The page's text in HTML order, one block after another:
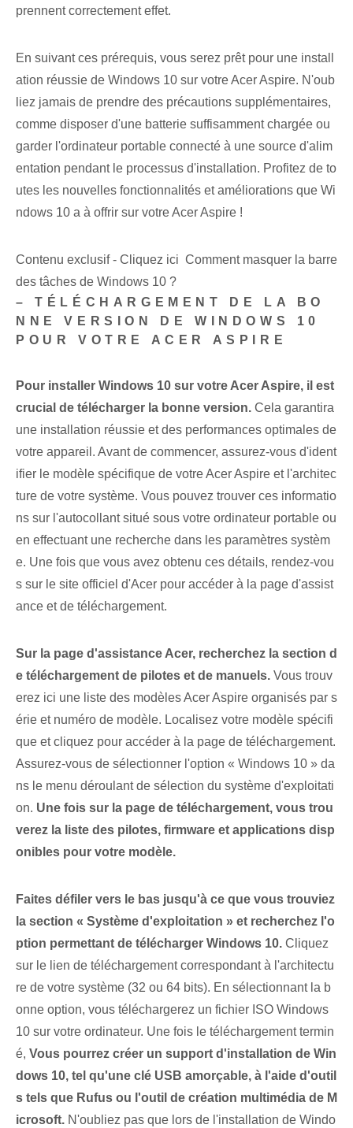
prennent correctement effet.
En suivant ces prérequis, vous serez prêt pour une install
ation réussie de Windows 10 sur votre Acer Aspire. N'oub
liez jamais de prendre des précautions supplémentaires,
comme disposer d'une batterie suffisamment chargée ou
garder l'ordinateur portable connecté à une source d'alim
entation pendant le processus d'installation. Profitez de to
utes les nouvelles fonctionnalités et améliorations que Wi
ndows 10 a à offrir sur votre Acer Aspire !
Contenu exclusif - Cliquez ici Comment masquer la barre
des tâches de Windows 10 ?
– TÉLÉCHARGEMENT DE LA BO
NNE VERSION DE WINDOWS 10
POUR VOTRE ACER ASPIRE
Pour installer Windows 10 sur votre Acer Aspire, il est
crucial de télécharger la bonne version. Cela garantira
une installation réussie et des performances optimales de
votre appareil. Avant de commencer, assurez-vous d'ident
ifier le modèle spécifique de votre Acer Aspire et l'architec
ture de votre système. Vous pouvez trouver ces informatio
ns sur l'autocollant situé sous votre ordinateur portable ou
en effectuant une recherche dans les paramètres systèm
e. Une fois que vous avez obtenu ces détails, rendez-vou
s sur le site officiel d'Acer pour accéder à la page d'assist
ance et de téléchargement.
Sur la page d'assistance Acer, recherchez la section d
e téléchargement de pilotes et de manuels. Vous trouv
erez ici une liste des modèles Acer Aspire organisés par s
érie et numéro de modèle. Localisez votre modèle spécifi
que et cliquez pour accéder à la page de téléchargement.
Assurez-vous de sélectionner l'option « Windows 10 » da
ns le menu déroulant de sélection du système d'exploitati
on. Une fois sur la page de téléchargement, vous trou
verez la liste des pilotes, firmware et applications disp
onibles pour votre modèle.
Faites défiler vers le bas jusqu'à ce que vous trouviez
la section « Système d'exploitation » et recherchez l'o
ption permettant de télécharger Windows 10. Cliquez
sur le lien de téléchargement correspondant à l'architectu
re de votre système (32 ou 64 bits). En sélectionnant la b
onne option, vous téléchargerez un fichier ISO Windows
10 sur votre ordinateur. Une fois le téléchargement termin
é, Vous pourrez créer un support d'installation de Win
dows 10, tel qu'une clé USB amorçable, à l'aide d'outil
s tels que Rufus ou l'outil de création multimédia de M
icrosoft. N'oubliez pas que lors de l'installation de Windo